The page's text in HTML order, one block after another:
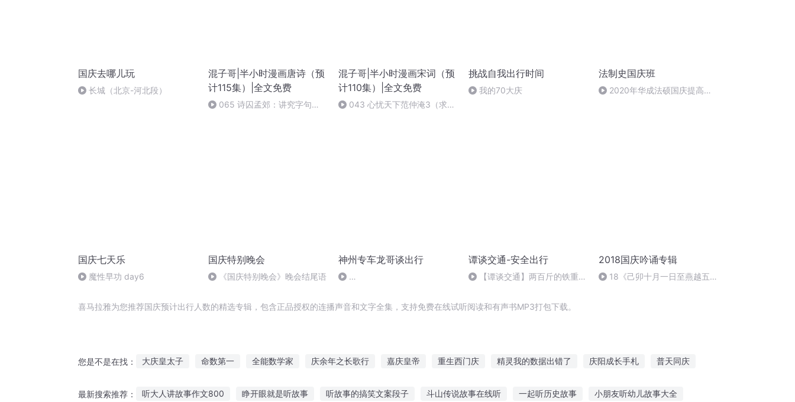
国庆去哪儿玩
长城（北京-河北段）
混子哥|半小时漫画唐诗（预
计115集）|全文免费
065 诗囚孟郊：讲究字句的
混子哥|半小时漫画宋词（预
计110集）|全文免费
043 心忧天下范仲淹3（求打
挑战自我出行时间
我的70大庆
法制史国庆班
2020年华成法硕国庆提高班
国庆七天乐
魔性早功 day6
国庆特别晚会
《国庆特别晚会》晚会结尾语
神州专车龙哥谈出行 谭谈交通-安全出行
【谭谈交通】两百斤的铁重还
2018国庆吟诵专辑
18《己卯十月一日至燕越五
喜马拉雅为您推荐国庆预计出行人数的精选专辑，包含正品授权的连播声音和文字全集，支持免费在线试听阅读和有声书MP3打包下载。
您是不是在找： 大庆皇太子 命数第一 全能数学家 庆余年之长歌行 嘉庆皇帝 重生西门庆 精灵我的数据出错了 庆阳成长手札 普天同庆
最新搜索推荐： 听大人讲故事作文800 睁开眼就是听故事 听故事的搞笑文案段子 斗山传说故事在线听 一起听历史故事 小朋友听幼儿故事大全